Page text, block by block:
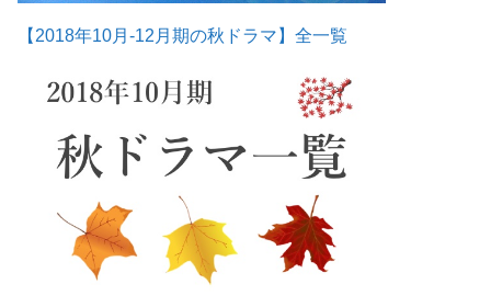
【2018年10月-12月期の秋ドラマ】全一覧